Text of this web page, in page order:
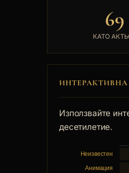
69
КАТО
ИНТЕРАКТИВНА
Използвайте
десетилетие.
Неизвестен
Анимация